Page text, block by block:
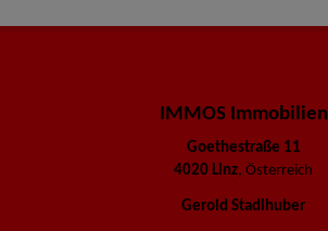
IMMOS Immobilien
Goethestraße 11
4020 Linz, Österreich
Gerold Stadlhuber